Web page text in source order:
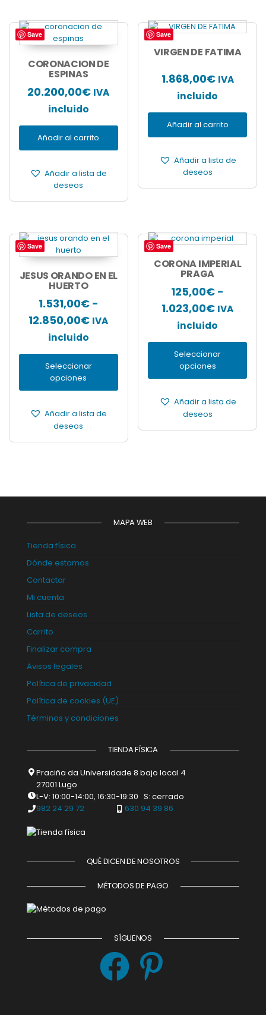
Save
CORONACION DE
ESPINAS
20.200,00€ IVA
incluido
Añadir al carrito
Añadir a lista de
deseos
Save
VIRGEN DE FATIMA
1.868,00€ IVA
incluido
Añadir al carrito
Añadir a lista de
deseos
Save
JESUS ORANDO EN EL
HUERTO
1.531,00€ -
12.850,00€Rango
precios:
desde
1.531,00€
12.850,00€
IVA
incluido
Seleccionar
opciones
Este
producto
tiene
múltiples
variantes.
opciones
pueden
elegir
página
productoAñadir a lista de
deseos
Save
CORONA IMPERIAL
PRAGA
125,00€ -
1.023,00€Rango
de
precios:
desde
125,00€
IVA
incluido
Seleccionar
opciones
Este
producto
variantes.
opciones
pueden
la
producto
Añadir a lista de
deseos
MAPA WEB
Tienda física
Dónde estamos
Contactar
Mi cuenta
Lista de deseos
Carrito
Finalizar compra
Avisos legales
Política de privacidad
Política de cookies (UE)
Términos y condiciones
TIENDA FÍSICA
Praciña da Universidade 8 bajo local 4
27001 Lugo
L-V: 10:00-14:00, 16:30-19:30 S: cerrado
982 24 29 72
630 94 39 86
QUÉ DICEN DE NOSOTROS
MÉTODOS DE PAGO
SÍGUENOS